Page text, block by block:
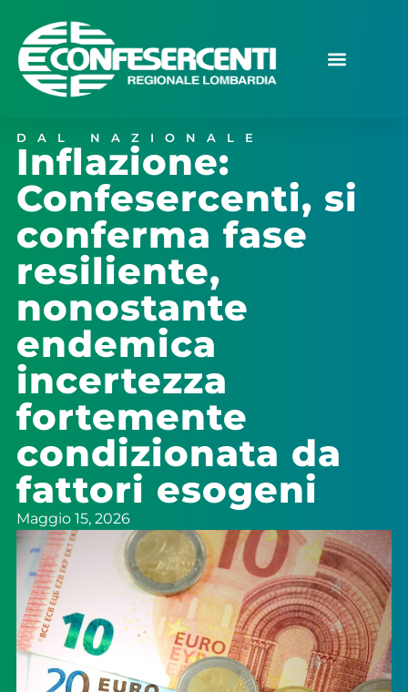
DAL NAZIONALE
Inflazione:
Confesercenti, si
conferma fase
resiliente,
nonostante
endemica
incertezza
fortemente
condizionata da
fattori esogeni
Maggio 15, 2026